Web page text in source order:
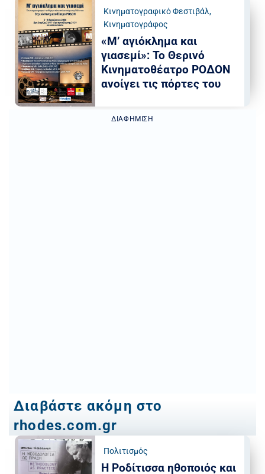
Κινηματογραφικό Φεστιβάλ,
Κινηματογράφος
«Μ’ αγιόκλημα και
γιασεμί»: Το Θερινό
Κινηματοθέατρο ΡΟΔΟΝ
ανοίγει τις πόρτες του
ΔΙΑΦΉΜΙΣΗ
Διαβάστε ακόμη στο
rhodes.com.gr
Πολιτισμός
Η Ροδίτισσα ηθοποιός και